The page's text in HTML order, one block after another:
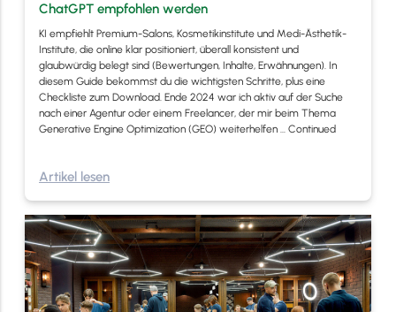
ChatGPT empfohlen werden
KI empfiehlt Premium-Salons, Kosmetikinstitute und Medi-Ästhetik-
Institute, die online klar positioniert, überall konsistent und
glaubwürdig belegt sind (Bewertungen, Inhalte, Erwähnungen). In
diesem Guide bekommst du die wichtigsten Schritte, plus eine
Checkliste zum Download. Ende 2024 war ich aktiv auf der Suche
nach einer Agentur oder einem Freelancer, der mir beim Thema
Generative Engine Optimization (GEO) weiterhelfen … Continued
Artikel lesen